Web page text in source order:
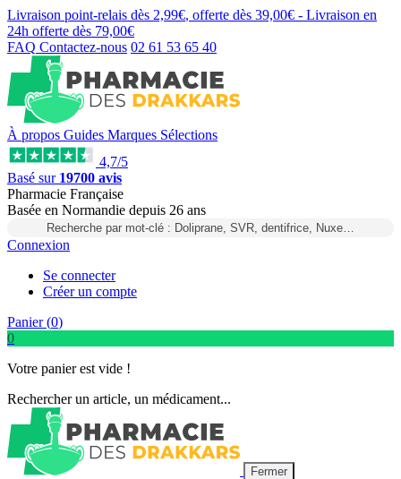
Livraison point-relais dès 2,99€, offerte dès 39,00€ - Livraison en
24h offerte dès 79,00€
FAQ Contactez-nous 02 61 53 65 40
À propos Guides Marques Sélections
4,7/5
Basé sur 19700 avis
Pharmacie Française
Basée en Normandie depuis 26 ans
Recherche par mot-clé : Doliprane, SVR, dentifrice, Nuxe…
Connexion
Se connecter
Créer un compte
Panier (0)
0
Votre panier est vide !
Rechercher un article, un médicament...
Fermer